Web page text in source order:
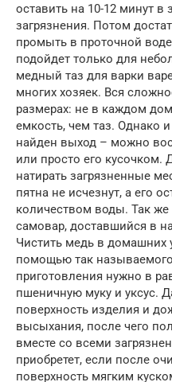
оставить на 10-12 минут в
загрязнения. Потом
промыть в проточной
подойдет только для
медный таз для варки
многих хозяек. Вся
размерах: не в каждом
емкость, чем таз. Однако
найден выход – можно
или просто его кусочком.
натирать загрязненные
пятна не исчезнут, а его
количеством воды. Так
самовар, доставшийся в
Чистить медь в домашних
помощью так называемого
приготовления нужно в
пшеничную муку и уксус.
поверхность изделия и
высыхания, после чего
вместе со всеми
приобретет, если после
поверхность мягким